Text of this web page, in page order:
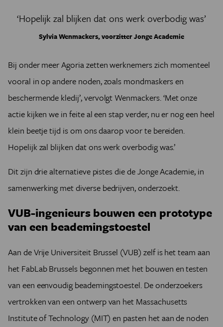
‘Hopelijk zal blijken dat ons werk overbodig was’
Sylvia Wenmackers, voorzitter Jonge Academie
Bij onder meer Agoria zetten werknemers zich momenteel
vooral in op andere noden, zoals mondmaskers en
beschermende kledij’, vervolgt Wenmackers. ‘Met onze
actie kijken we in feite al een stap verder, nu er nog een heel
klein beetje tijd is om ons daarop voor te bereiden.
Hopelijk zal blijken dat ons werk overbodig was.’
Dit zijn drie alternatieve pistes die de Jonge Academie, in
samenwerking met diverse bedrijven, onderzoekt.
VUB-ingenieurs bouwen een prototype
van een beademingstoestel
Aan de Vrije Universiteit Brussel (VUB) zelf is het team aan
het FabLab Brussels begonnen met het bouwen en testen
van een eenvoudig beademingstoestel. De onderzoekers
vertrokken van een ontwerp van het Massachusetts
Institute of Technology (MIT) en pasten het aan de noden